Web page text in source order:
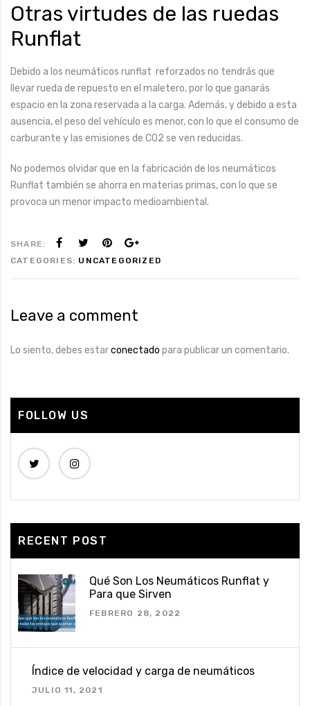
Otras virtudes de las ruedas
Runflat
Debido a los neumáticos runflat reforzados no tendrás que
llevar rueda de repuesto en el maletero, por lo que ganarás
espacio en la zona reservada a la carga. Además, y debido a esta
ausencia, el peso del vehículo es menor, con lo que el consumo de
carburante y las emisiones de CO2 se ven reducidas.
No podemos olvidar que en la fabricación de los neumáticos
Runflat también se ahorra en materias primas, con lo que se
provoca un menor impacto medioambiental.
SHARE:
CATEGORIES: UNCATEGORIZED
Leave a comment
Lo siento, debes estarconectado para publicar un comentario.
FOLLOW US
RECENT POST
Qué Son Los Neumáticos Runflat y
Para que Sirven
FEBRERO 28, 2022
Índice de velocidad y carga de neumáticos
JULIO 11, 2021